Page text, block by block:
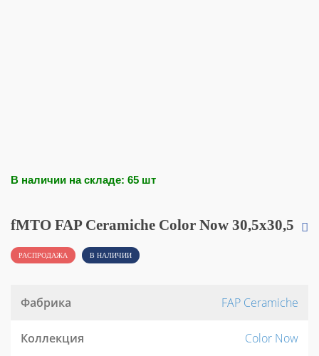
В наличии на складе: 65 шт
fMTO FAP Ceramiche Color Now 30,5x30,5
РАСПРОДАЖА В НАЛИЧИИ
Фабрика FAP Ceramiche
Коллекция Color Now